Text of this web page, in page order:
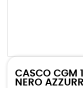
della
galleria
CASCO CGM
NERO